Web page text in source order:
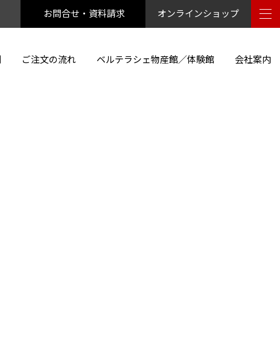
ご注文の流れ ベルテラシェ物産館／体験館 会社案内
お問合せ・資料請求 オンラインショップ